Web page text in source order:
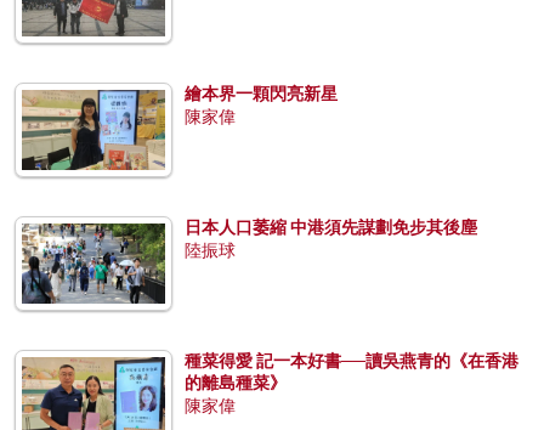
繪本界一顆閃亮新星
陳家偉
日本人口萎縮 中港須先謀劃免步其後塵
陸振球
種菜得愛 記一本好書──讀吳燕青的《在香港
的離島種菜》
陳家偉